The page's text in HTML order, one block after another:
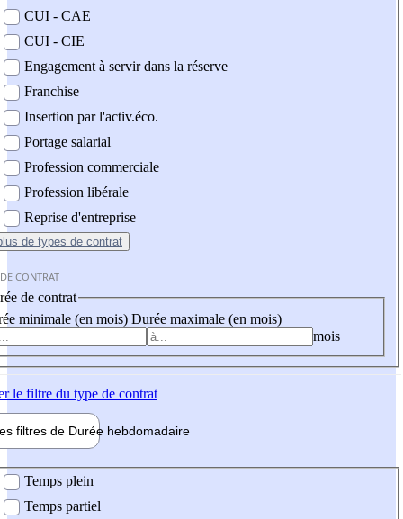
CUI - CAE
CUI - CIE
Engagement à servir dans la réserve
Franchise
Insertion par l'activ.éco.
Portage salarial
Profession commerciale
Profession libérale
Reprise d'entreprise
de types de contrat
CONTRAT
de contrat
minimale (en mois) Durée maximale (en mois)
mois
le filtre du type de contrat
filtres de Durée hebdomadaire
Temps plein
Temps partiel